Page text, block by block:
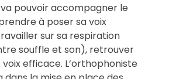
pouvoir accompagner le
à poser sa voix
sur sa respiration
souffle et son), retrouver
efficace. L’orthophoniste